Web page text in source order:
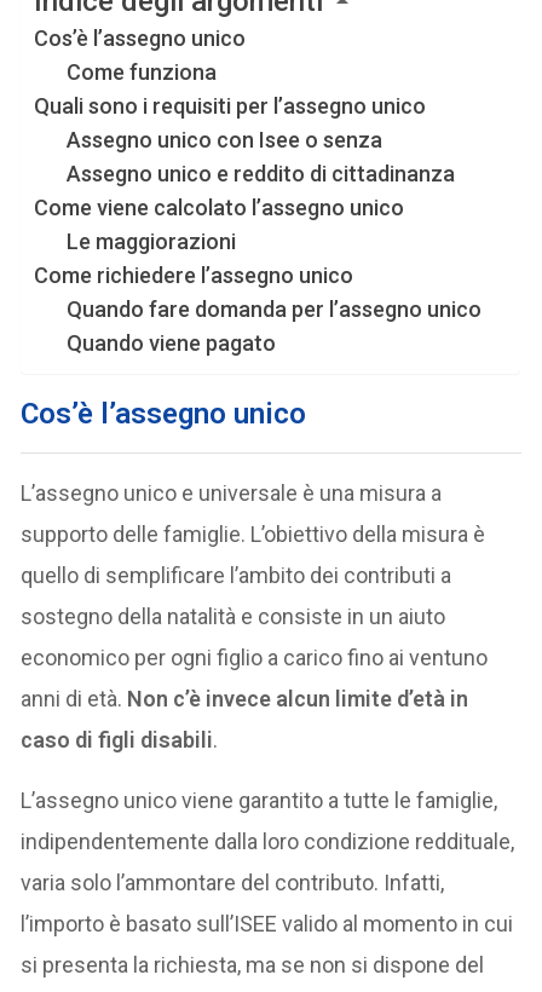
Cos’è l’assegno unico
Come funziona
Quali sono i requisiti per l’assegno unico
Assegno unico con Isee o senza
Assegno unico e reddito di cittadinanza
Come viene calcolato l’assegno unico
Le maggiorazioni
Come richiedere l’assegno unico
Quando fare domanda per l’assegno unico
Quando viene pagato
Cos’è l’assegno unico
L’assegno unico e universale è una misura a
supporto delle famiglie. L’obiettivo della misura è
quello di semplificare l’ambito dei contributi a
sostegno della natalità e consiste in un aiuto
economico per ogni figlio a carico fino ai ventuno
anni di età. Non c’è invece alcun limite d’età in
caso di figli disabili.
L’assegno unico viene garantito a tutte le famiglie,
indipendentemente dalla loro condizione reddituale,
varia solo l’ammontare del contributo. Infatti,
l’importo è basato sull’ISEE valido al momento in cui
si presenta la richiesta, ma se non si dispone del